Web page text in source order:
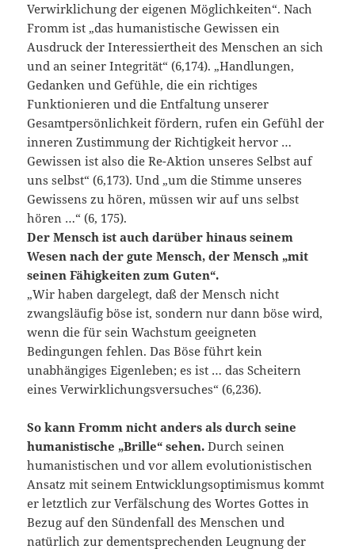
Verwirklichung der eigenen Möglichkeiten“. Nach
Fromm ist „das humanistische Gewissen ein
Ausdruck der Interessiertheit des Menschen an sich
und an seiner Integrität“ (6,174). „Handlungen,
Gedanken und Gefühle, die ein richtiges
Funktionieren und die Entfaltung unserer
Gesamtpersönlichkeit fördern, rufen ein Gefühl der
inneren Zustimmung der Richtigkeit hervor …
Gewissen ist also die Re-Aktion unseres Selbst auf
uns selbst“ (6,173). Und „um die Stimme unseres
Gewissens zu hören, müssen wir auf uns selbst
hören …“ (6, 175).
Der Mensch ist auch darüber hinaus seinem
Wesen nach der gute Mensch, der Mensch „mit
seinen Fähigkeiten zum Guten“.
„Wir haben dargelegt, daß der Mensch nicht
zwangsläufig böse ist, sondern nur dann böse wird,
wenn die für sein Wachstum geeigneten
Bedingungen fehlen. Das Böse führt kein
unabhängiges Eigenleben; es ist … das Scheitern
eines Verwirklichungsversuches“ (6,236).
So kann Fromm nicht anders als durch seine
humanistische „Brille“ sehen. Durch seinen
humanistischen und vor allem evolutionistischen
Ansatz mit seinem Entwicklungsoptimismus kommt
er letztlich zur Verfälschung des Wortes Gottes in
Bezug auf den Sündenfall des Menschen und
natürlich zur dementsprechenden Leugnung der